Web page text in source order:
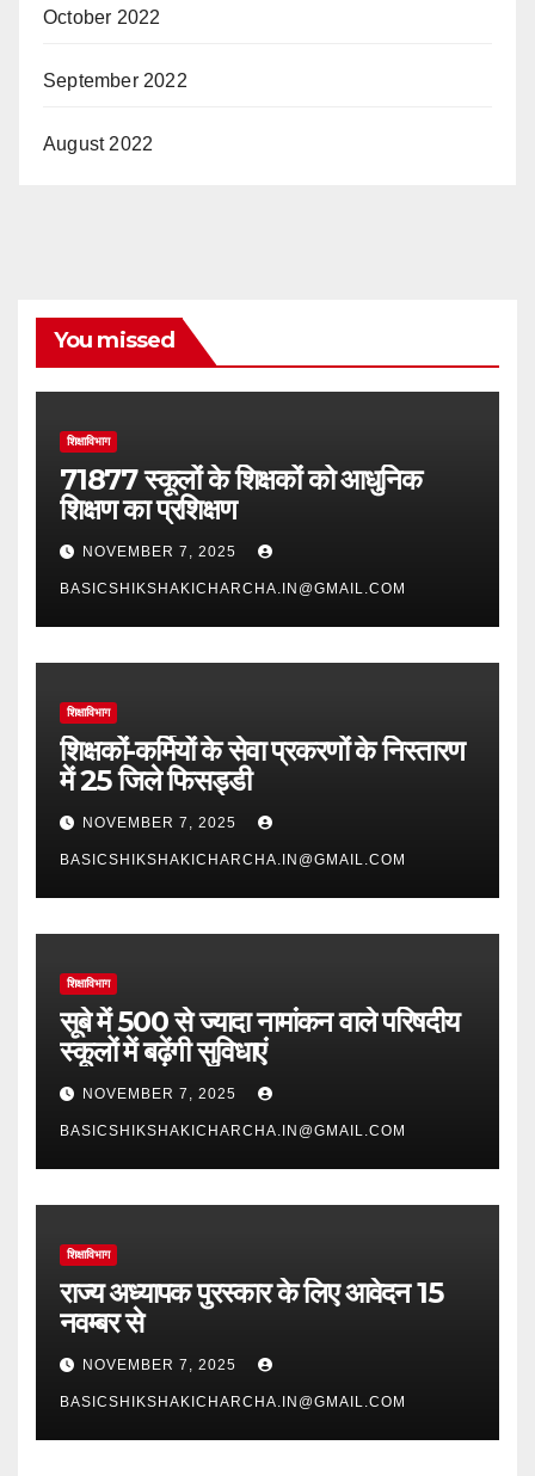
October 2022
September 2022
August 2022
You missed
शिक्षाविभाग
71877 स्कूलों के शिक्षकों को आधुनिक
शिक्षण का प्रशिक्षण
NOVEMBER 7, 2025
BASICSHIKSHAKICHARCHA.IN@GMAIL.COM
शिक्षाविभाग
शिक्षकों-कर्मियों के सेवा प्रकरणों के निस्तारण
में 25 जिले फिसड्डी
NOVEMBER 7, 2025
BASICSHIKSHAKICHARCHA.IN@GMAIL.COM
शिक्षाविभाग
सूबे में 500 से ज्यादा नामांकन वाले परिषदीय
स्कूलों में बढ़ेंगी सुविधाएं
NOVEMBER 7, 2025
BASICSHIKSHAKICHARCHA.IN@GMAIL.COM
शिक्षाविभाग
राज्य अध्यापक पुरस्कार के लिए आवेदन 15
नवम्बर से
NOVEMBER 7, 2025
BASICSHIKSHAKICHARCHA.IN@GMAIL.COM